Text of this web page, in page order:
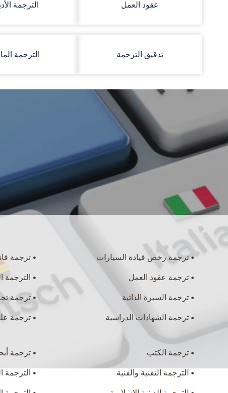
عقود العمل الترجمة
تدقيق الترجمة الترجمة
ترجمة رخص قيادة السيارات
ترجمة عقود العمل
ترجمة السيرة الذاتية
ترجمة الشهادات الدراسية
ترجمة
الترجمة
ترجمة
ترجمة
ترجمة الكتب
الترجمة التقنية والفنية
ترجمة
الترجمة